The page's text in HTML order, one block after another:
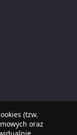
(tzw.
oraz